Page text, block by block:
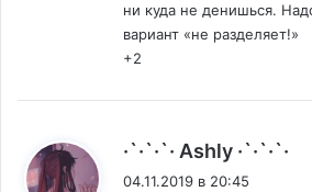
ни куда не денишься.
вариант «не разделяет!»
+2
·`·`·`· Ashly ·`·`·`·
04.11.2019 в 20:45